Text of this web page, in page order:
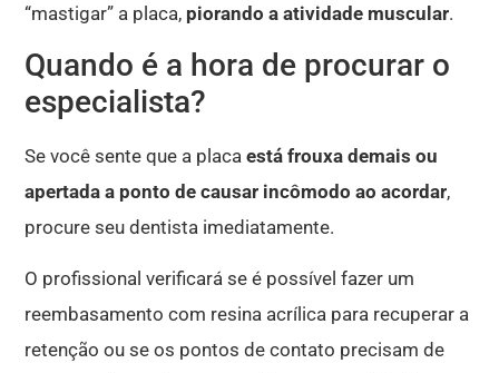
“mastigar” a placa, piorando a atividade muscular.
Quando é a hora de procurar o
especialista?
Se você sente que a placaestá frouxa demais ou
apertada a ponto de causar incômodo ao acordar,
procure seu dentista imediatamente.
O profissional verificará se é possível fazer um
reembasamento com resina acrílica para recuperar a
retenção ou se os pontos de contato precisam de